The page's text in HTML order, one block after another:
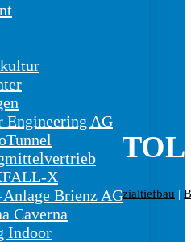
Engineering AG
X
Brienz AG
Caverna
Indoor
|Sprengbetriebe|Spezialtiefbau |
Welt|100 Jahre